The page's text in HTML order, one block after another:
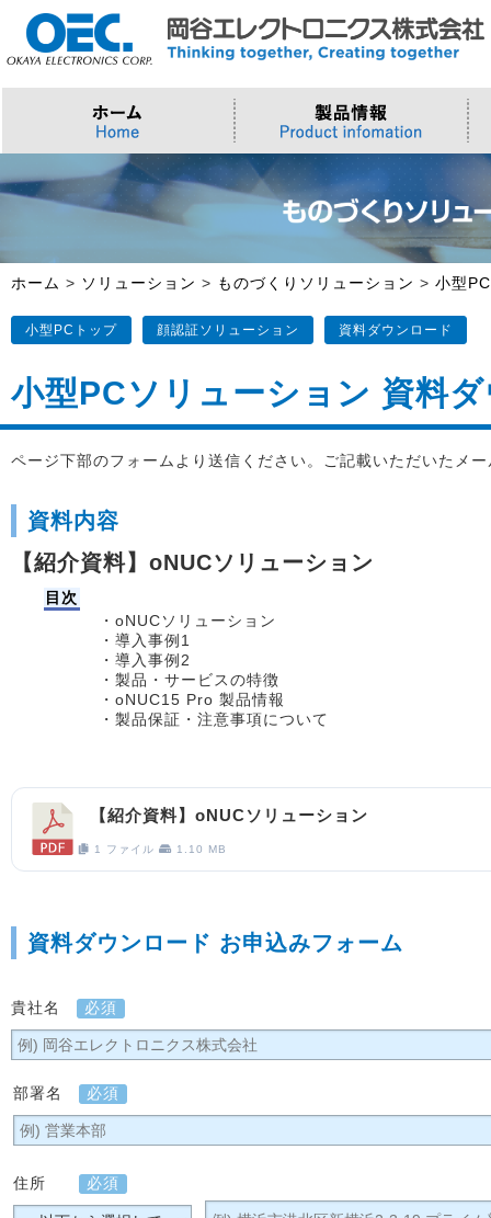
>Intel (IoT/Embedded)
>Intel Arc Graphics
>Microsoft Azure
>Windows IoT
>Trellix
>AMI
>AI・IoTソリューション
>インテル IoTソリューション
>LLMソリューション
>ナガレミル / 人流・交通
>製品・御見積お問い合わせ
ホーム > ソリューション > ものづくりソリューション > 小型
小型PCトップ 顔認証ソリューション 資料ダウンロード
小型PCソリューション 資料
ページ下部のフォームより送信ください。ご記載いただいたメ
資料内容
【紹介資料】oNUCソリューション
目次
・oNUCソリューション
・導入事例1
・導入事例2
・製品・サービスの特徴
・oNUC15 Pro 製品情報
・製品保証・注意事項について
【紹介資料】oNUCソリューション
1 ファイル 1.10 MB
資料ダウンロード お申込みフォーム
貴社名 必須
部署名 必須
住所 必須